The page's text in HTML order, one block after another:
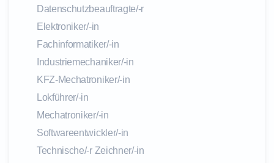
Datenschutzbeauftragte/-r
Elektroniker/-in
Fachinformatiker/-in
Industriemechaniker/-in
KFZ-Mechatroniker/-in
Lokführer/-in
Mechatroniker/-in
Softwareentwickler/-in
Technische/-r Zeichner/-in